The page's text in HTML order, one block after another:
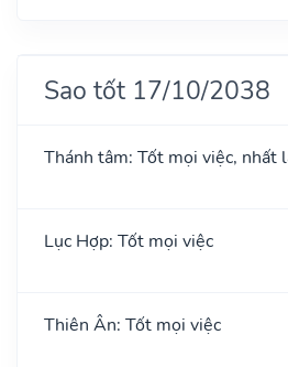
Sao tốt 17/10/2038
Thánh tâm: Tốt mọi việc, nhất
Lục Hợp: Tốt mọi việc
Thiên Ân: Tốt mọi việc